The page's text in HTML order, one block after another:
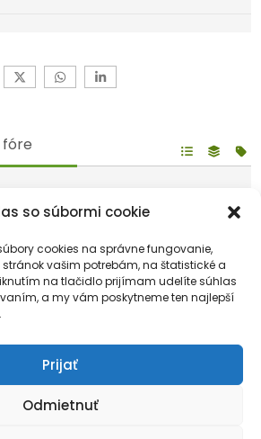
so súbormi cookie
cookies na správne fungovanie,
vašim potrebám, na štatistické a
na tlačidlo prijímam udelíte súhlas
a my vám poskytneme ten najlepší
Prijať
Odmietnuť
Ivan9
žiadne neprečítané príspevky
Odpovedal